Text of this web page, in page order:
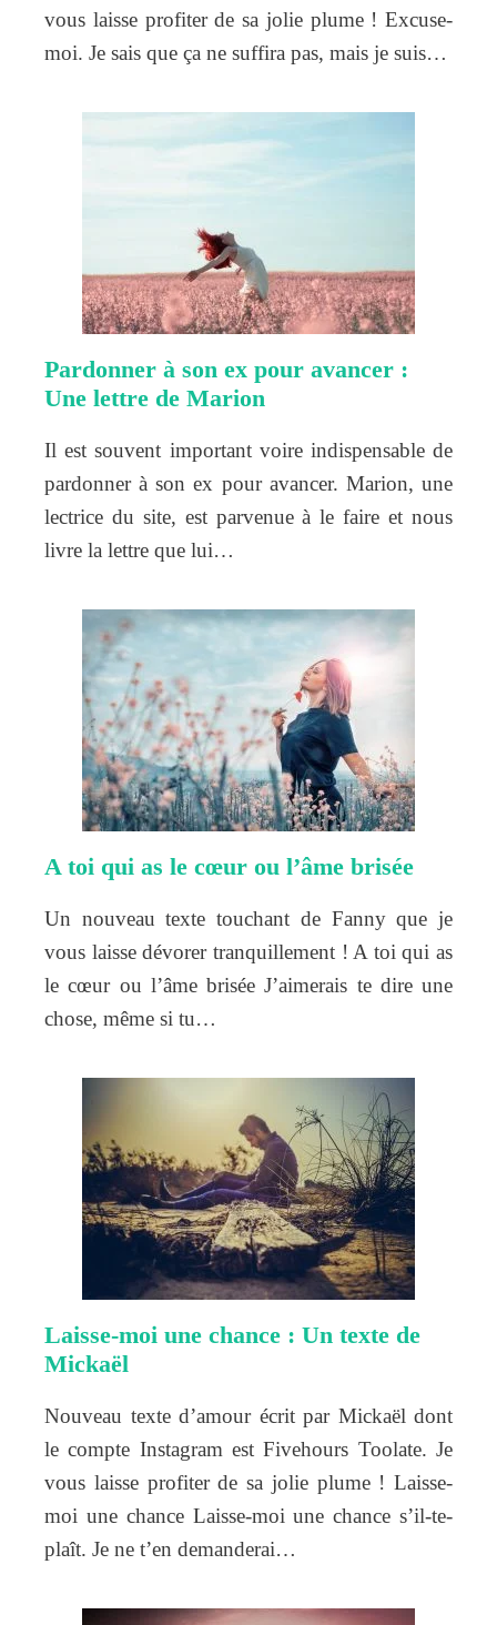
vous laisse profiter de sa jolie plume ! Excuse-
moi. Je sais que ça ne suffira pas, mais je suis…
Pardonner à son ex pour avancer :
Une lettre de Marion
Il est souvent important voire indispensable de
pardonner à son ex pour avancer. Marion, une
lectrice du site, est parvenue à le faire et nous
livre la lettre que lui…
A toi qui as le cœur ou l’âme brisée
Un nouveau texte touchant de Fanny que je
vous laisse dévorer tranquillement ! A toi qui as
le cœur ou l’âme brisée J’aimerais te dire une
chose, même si tu…
Laisse-moi une chance : Un texte de
Mickaël
Nouveau texte d’amour écrit par Mickaël dont
le compte Instagram est Fivehours Toolate. Je
vous laisse profiter de sa jolie plume ! Laisse-
moi une chance Laisse-moi une chance s’il-te-
plaît. Je ne t’en demanderai…